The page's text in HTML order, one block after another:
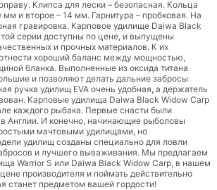
Клипса для лески – безопасная. Кольца
мм и второе – 14 мм. Гарнитура – пробковая. На
гравировка. Карповое удилище Daiwa Black
серии доступны по цене, и выпущены
и прочных материалов. К их
хороший баланс между мощностью,
бланка. Выполненные из оксида титана
и позволяют делать дальние забросы
ручка удилищ EVA очень удобная, а держатель
Карповые удилища Daiwa Black Widow Carp
каждого рыбака. Первые снасти были
Англии. И конечно, начинающие рыболовы
мачтовыми удилищами, но
удилищ созданы специально для ловли
и лучшего вываживания. Мы предлагаем
Warrior S или Daiwa Black Widow Carp, в нашем
производителя и поймать действительно
станет предметом вашей гордости!